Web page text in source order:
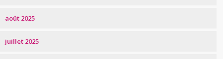
août 2025
juillet 2025